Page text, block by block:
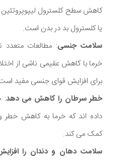
یا کلسترول بد در بدن است.
سلامت جنسی: مطالعات
خرما با کاهش عقیمی ناشی از
برای افزایش قوای جنسی مفید
خطر سرطان را کاهش می دهد:
داده اند که خرما به کاهش خطر
کمک می کند.
سلامت دهان و دندان را